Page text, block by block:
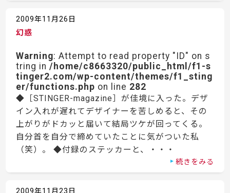
2009年11月26日
幻惑
Warning: Attempt to read property "ID" on s
tring in/home/c8663320/public_html/f1-s
tinger2.com/wp-content/themes/f1_sting
er/functions.php on line 282
◆［STINGER-magazine］が佳境に入った。デザ
イン入れが遅れてデザイナーを苦しめると、その
上がりがドカッと届いて結局ツケが回ってくる。
自分首を自分で締めていたことに気がついた私
（笑）。 ◆付録のステッカーと、・・・
続きをみる
2009年11月23日